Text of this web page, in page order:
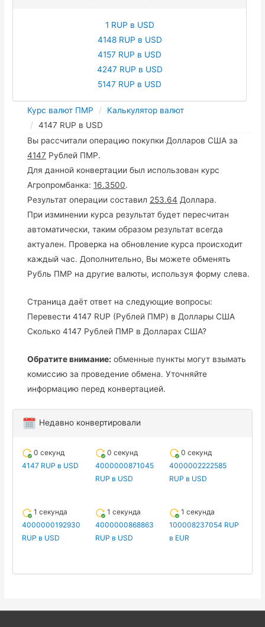
1 RUP в USD
4148 RUP в USD
4157 RUP в USD
4247 RUP в USD
5147 RUP в USD
Курс валют ПМР
Калькулятор валют
4147 RUP в USD
Вы рассчитали операцию покупки Долларов США за
4147 Рублей ПМР.
Для данной конвертации был использован курс
Агропромбанка:16.3500.
Результат операции составил 253.64 Доллара.
При изминении курса результат будет пересчитан
автоматически, таким образом результат всегда
актуален. Проверка на обновление курса происходит
каждый час. Дополнительно, Вы можете обменять
Рубль ПМР на другие валюты, используя форму слева.
Страница даёт ответ на следующие вопросы:
Перевести 4147 RUP (Рублей ПМР) в Доллары США
Сколько 4147 Рублей ПМР в Долларах США?
Обратите внимание: обменные пункты могут взымать
комиссию за проведение обмена. Уточняйте
информацию перед конвертацией.
Недавно конвертировали
0 секунд
4147 RUP в USD
0 секунд
4000000871045
RUP в USD
0 секунд
4000002222585
RUP в USD
1 секунда
4000000192930
RUP в USD
1 секунда
4000000868863
RUP в USD
1 секунда
100008237054 RUP
в EUR